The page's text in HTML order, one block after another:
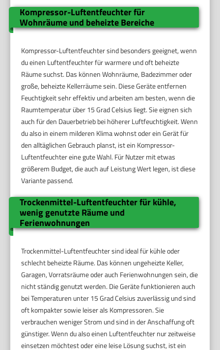
Kompressor-Luftentfeuchter für
Wohnräume und beheizte Bereiche
Kompressor-Luftentfeuchter sind besonders geeignet, wenn
du einen Luftentfeuchter für warmere und oft beheizte
Räume suchst. Das können Wohnräume, Badezimmer oder
große, beheizte Kellerräume sein. Diese Geräte entfernen
Feuchtigkeit sehr effektiv und arbeiten am besten, wenn die
Raumtemperatur über 15 Grad Celsius liegt. Sie eignen sich
auch für den Dauerbetrieb bei höherer Luftfeuchtigkeit. Wenn
du also in einem milderen Klima wohnst oder ein Gerät für
den alltäglichen Gebrauch planst, ist ein Kompressor-
Luftentfeuchter eine gute Wahl. Für Nutzer mit etwas
größerem Budget, die auch auf Leistung Wert legen, ist diese
Variante passend.
Trockenmittel-Luftentfeuchter für kühle,
wenig genutzte Räume und
Ferienwohnungen
Trockenmittel-Luftentfeuchter sind ideal für kühle oder
schlecht beheizte Räume. Das können ungeheizte Keller,
Garagen, Vorratsräume oder auch Ferienwohnungen sein, die
nicht ständig genutzt werden. Die Geräte funktionieren auch
bei Temperaturen unter 15 Grad Celsius zuverlässig und sind
oft kompakter sowie leiser als Kompressoren. Sie
verbrauchen weniger Strom und sind in der Anschaffung oft
günstiger. Wenn du also einen Luftentfeuchter nur zeitweise
einsetzen möchtest oder eine leise Lösung suchst, ist ein